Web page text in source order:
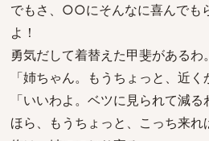
でもさ、○○にそんなに喜んでも
よ！
勇気だして着替えた甲斐があるわ
「姉ちゃん。もうちょっと、近く
「いいわよ。ベツに見られて減る
ほら、もうちょっと、こっち来れ